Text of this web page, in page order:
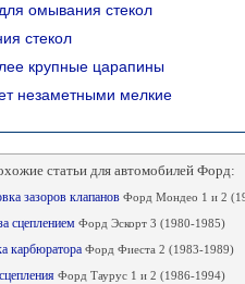
омывания стекол
стекол
крупные царапины
незаметными мелкие
статьи для автомобилей Форд:
зазоров клапанов Форд Мондео 1 и 2
сцеплением Форд Эскорт 3 (1980-1985)
карбюратора Форд Фиеста 2 (1983-1989)
Форд Таурус 1 и 2 (1986-1994)